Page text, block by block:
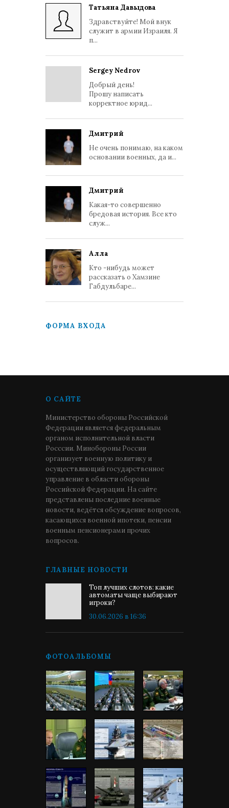
Татьяна Давыдова
Здравствуйте! Мой внук
служит в армии Израиля. Я
п...
Sergey Nedrov
Добрый день!
Прошу написать
корректное юрид...
Дмитрий
Не очень понимаю, на каком
основании военных, да и...
Дмитрий
Какая-то совершенно
бредовая история. Все кто
служ...
Алла
Кто -нибудь может
рассказать о Хамзине
Габдульбаре...
ФОРМА ВХОДА
О САЙТЕ
Министерство обороны Российской
Федерации является федеральным
органом исполнительной власти
Росссии. Минобороны России
организует военную политику и
осуществляющий государственное
управление в области обороны
Российской Федерации. На сайте
представлены последние военные
новости, ведётся обсуждение вопросов,
касающихся военной ипотеки, пенсии
военным пенсионерами прочих
вопросов.
ГЛАВНЫЕ НОВОСТИ
Топ лучших слотов: какие
автоматы чаще выбирают
игроки?
30.06.2026 в 16:36
ФОТОАЛЬБОМЫ